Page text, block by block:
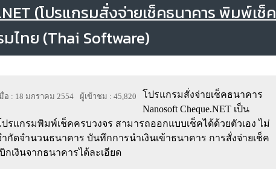
(โปรแกรมสั่งจ่ายเช็คธนาคาร พิมพ์เช็ค
มื่อ : 18 มกราคม 2554 ผู้เข้าชม : 45,820
โปรแกรมสั่งจ่ายเช็คธนาคาร
Nanosoft Cheque.NET เป็น
ปรแกรมพิมพ์เช็คครบวงจร สามารถออกแบบเช็คได้ด้วยตัวเอง ไม่
ำกัดจำนวนธนาคาร บันทึกการนำเงินเข้าธนาคาร การสั่งจ่ายเช็ค
บิกเงินจากธนาคารได้ละเอียด